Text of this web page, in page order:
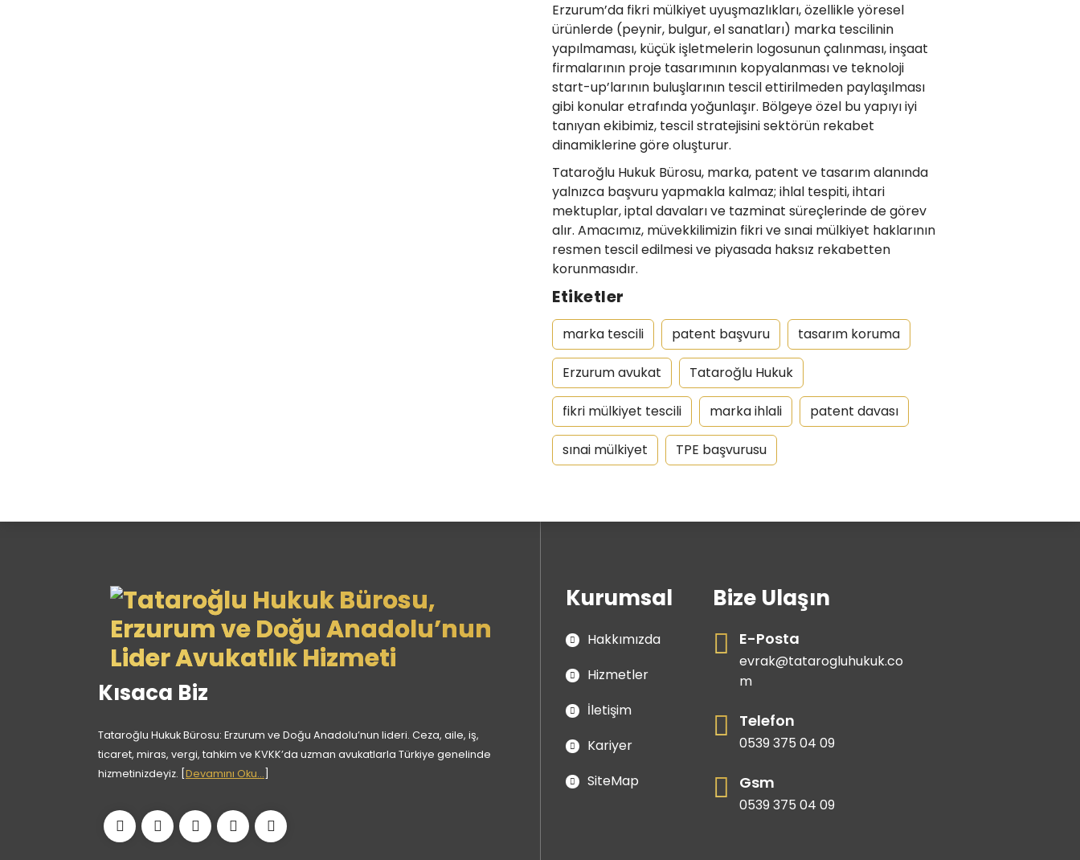
Erzurum’da fikri mülkiyet uyuşmazlıkları, özellikle yöresel
ürünlerde (peynir, bulgur, el sanatları) marka tescilinin
yapılmaması, küçük işletmelerin logosunun çalınması, inşaat
firmalarının proje tasarımının kopyalanması ve teknoloji
start-up’larının buluşlarının tescil ettirilmeden paylaşılması
gibi konular etrafında yoğunlaşır. Bölgeye özel bu yapıyı iyi
tanıyan ekibimiz, tescil stratejisini sektörün rekabet
dinamiklerine göre oluşturur.
Tataroğlu Hukuk Bürosu, marka, patent ve tasarım alanında
yalnızca başvuru yapmakla kalmaz; ihlal tespiti, ihtari
mektuplar, iptal davaları ve tazminat süreçlerinde de görev
alır. Amacımız, müvekkilimizin fikri ve sınai mülkiyet haklarının
resmen tescil edilmesi ve piyasada haksız rekabetten
korunmasıdır.
Etiketler
marka tescili patent başvuru tasarım koruma
Erzurum avukat Tataroğlu Hukuk
fikri mülkiyet tescili marka ihlali patent davası
sınai mülkiyet TPE başvurusu
Kısaca Biz
Tataroğlu Hukuk Bürosu: Erzurum ve Doğu Anadolu’nun lideri. Ceza, aile, iş,
ticaret, miras, vergi, tahkim ve KVKK’da uzman avukatlarla Türkiye genelinde
hizmetinizdeyiz. [ Devamını Oku...
Kurumsal
Hakkımızda
Hizmetler
İletişim
Kariyer
SiteMap
Bize Ulaşın
E-Posta
evrak@tatarogluhukuk.co
m
Telefon
0539 375 04 09
Gsm
0539 375 04 09